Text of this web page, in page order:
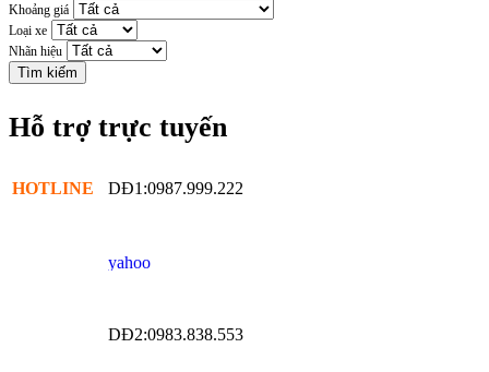
Khoảng giá
Loại xe
Nhãn hiệu
Hỗ trợ trực tuyến
HOTLINE DĐ1:0987.999.222
DĐ2:0983.838.553